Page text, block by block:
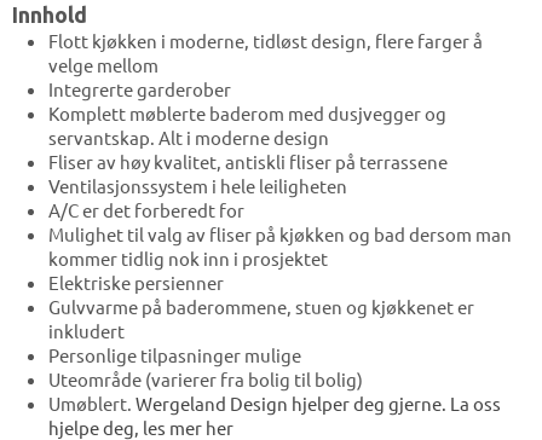
Innhold
Flott kjøkken i moderne, tidløst design, flere farger å
velge mellom
Integrerte garderober
Komplett møblerte baderom med dusjvegger og
servantskap. Alt i moderne design
Fliser av høy kvalitet, antiskli fliser på terrassene
Ventilasjonssystem i hele leiligheten
A/C er det forberedt for
Mulighet til valg av fliser på kjøkken og bad dersom man
kommer tidlig nok inn i prosjektet
Elektriske persienner
Gulvvarme på baderommene, stuen og kjøkkenet er
inkludert
Personlige tilpasninger mulige
Uteområde (varierer fra bolig til bolig)
Umøblert. Wergeland Design hjelper deg gjerne. La oss
hjelpe deg, les mer her